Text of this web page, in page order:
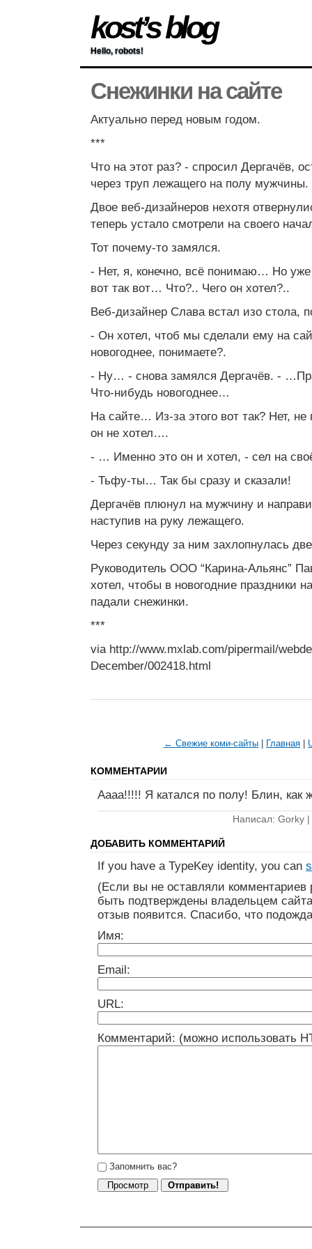
kost’s blog
Hello, robots!
Снежинки на сайте
Актуально перед новым годом.
***
Что на этот раз? - спросил Дергачёв,
через труп лежащего на полу мужчины.
Двое веб-дизайнеров нехотя
теперь устало смотрели на своего
Тот почему-то замялся.
- Нет, я, конечно, всё понимаю… Но
вот так вот… Что?.. Чего он хотел?..
Веб-дизайнер Слава встал изо стола,
- Он хотел, чтоб мы сделали ему на
новогоднее, понимаете?.
- Ну… - снова замялся Дергачёв. -
Что-нибудь новогоднее…
На сайте… Из-за этого вот так? Нет,
он не хотел….
- … Именно это он и хотел, - сел на
- Тьфу-ты… Так бы сразу и сказали!
Дергачёв плюнул на мужчину и
наступив на руку лежащего.
Через секунду за ним захлопнулась
Руководитель ООО “Карина-Альянс”
хотел, чтобы в новогодние праздники
падали снежинки.
***
via http://www.mxlab.com/pipermail/
December/002418.html
← Свежие коми-сайты Главная
КОММЕНТАРИИ
Аааа!!!!! Я катался по полу! Блин, как
Написал: Gorky |
ДОБАВИТЬ КОММЕНТАРИЙ
If you have a TypeKey identity, you can
(Если вы не оставляли
быть подтверждены владельцем
отзыв появится. Спасибо, что
Имя:
Email:
URL:
Комментарий: (можно использовать
Запомнить вас?